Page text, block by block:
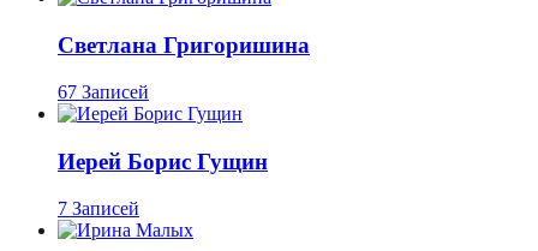
Светлана Григоришина
67 Записей
Иерей Борис Гущин
7 Записей